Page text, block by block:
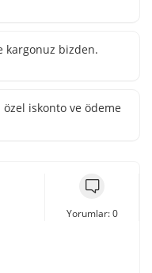
kargonuz bizden.
iskonto ve ödeme
Yorumlar: 0